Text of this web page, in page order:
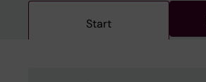
Start